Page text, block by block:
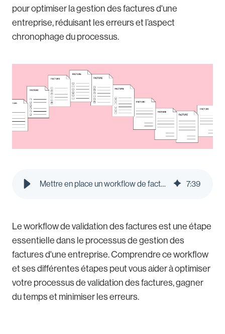
pour optimiser la gestion des factures d'une
entreprise, réduisant les erreurs et l’aspect
chronophage du processus.
Mettre en place un workflow de factures fournisseurs | Le blog Pleo 7:39
Le workflow de validation des factures est une étape
essentielle dans le processus de gestion des
factures d'une entreprise. Comprendre ce workflow
et ses différentes étapes peut vous aider à optimiser
votre processus de validation des factures, gagner
du temps et minimiser les erreurs.